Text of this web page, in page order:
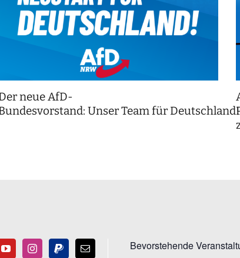
neue AfD-
Unser Team für
Bevorstehende